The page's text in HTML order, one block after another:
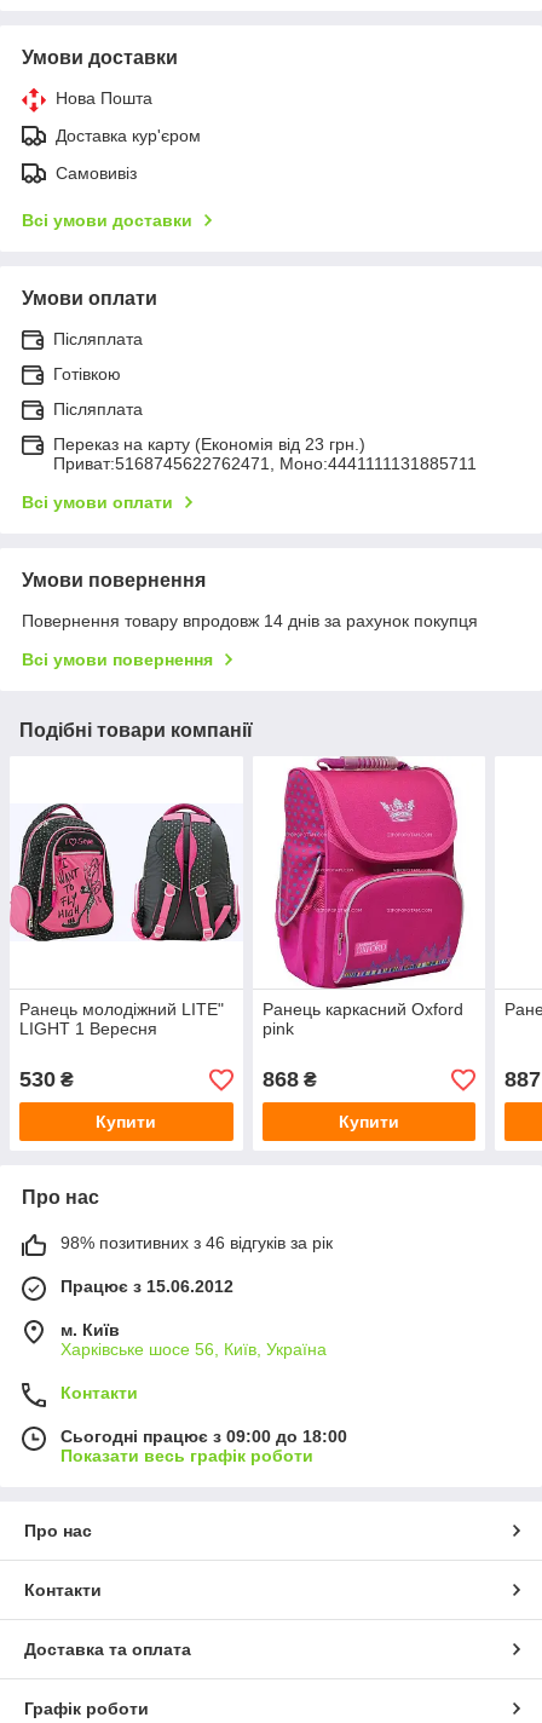
Умови доставки
Нова Пошта
Доставка кур'єром
Самовивіз
Всі умови доставки
Умови оплати
Післяплата
Готівкою
Післяплата
Переказ на карту (Економія від 23 грн.)
Приват:5168745622762471, Моно:4441111131885711
Всі умови оплати
Умови повернення
Повернення товару впродовж 14 днів за рахунок покупця
Всі умови повернення
Подібні товари компанії
Ранець молодіжний LITE"
LIGHT 1 Вересня
530 ₴
Купити
Ранець каркасний Oxford
pink
868₴
Купити
887
Про нас
98% позитивних з 46 відгуків за рік
Працює з 15.06.2012
м. Київ
Харківське шосе 56, Київ, Україна
Контакти
Сьогодні працює з 09:00 до 18:00
Показати весь графік роботи
Про нас
Контакти
Доставка та оплата
Графік роботи